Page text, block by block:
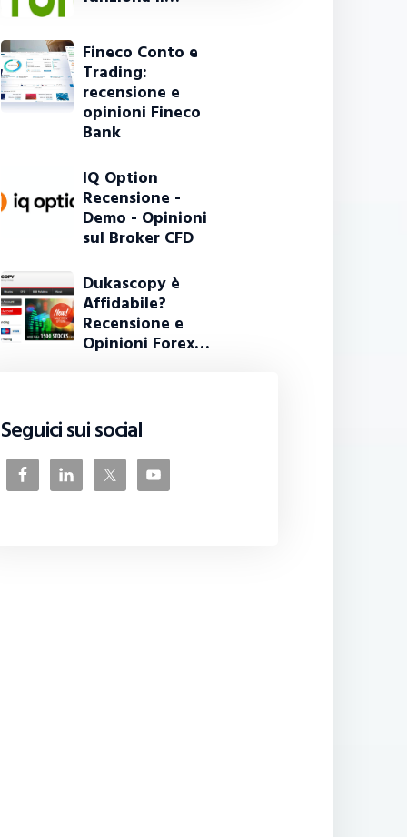
Fineco Conto e
Trading:
recensione e
opinioni Fineco
Bank
IQ Option
Recensione -
Demo - Opinioni
sul Broker CFD
Dukascopy è
Affidabile?
Recensione e
Opinioni Forex…
Seguici sui social